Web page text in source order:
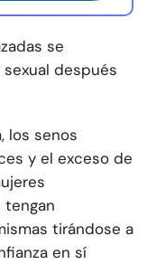
se
después
los senos
y el exceso de
tengan
tirándose a
en sí